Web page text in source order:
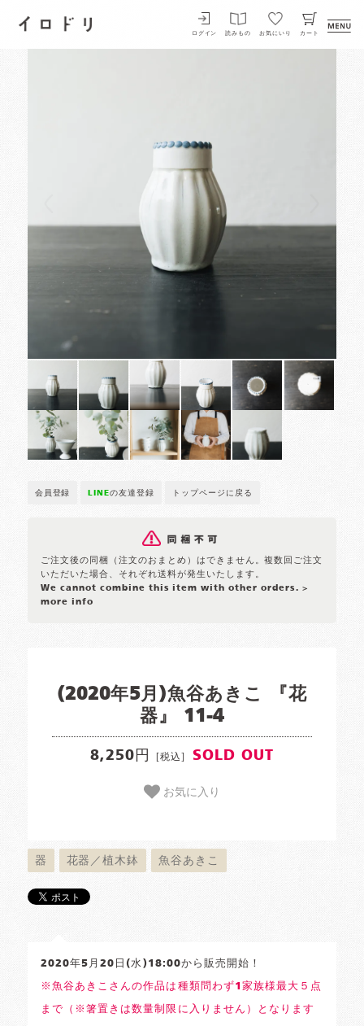
イロドリ
ログイン 読みもの お気にいり カート
会員登録 LINEの友達登録 トップページに戻る
ご注文後の同梱（注文のおまとめ）はできません。複数回ご注文
いただいた場合、それぞれ送料が発生いたします。
We cannot combine this item with other orders. >
more info
(2020年5月)魚谷あきこ 『花
器』 11-4
8,250円 [税込] SOLD OUT
お気に入り
器 花器／植木鉢 魚谷あきこ
2020年5月20日(水)18:00から販売開始！
※魚谷あきこさんの作品は種類問わず1家族様最大５点
まで（※箸置きは数量制限に入りません）となります